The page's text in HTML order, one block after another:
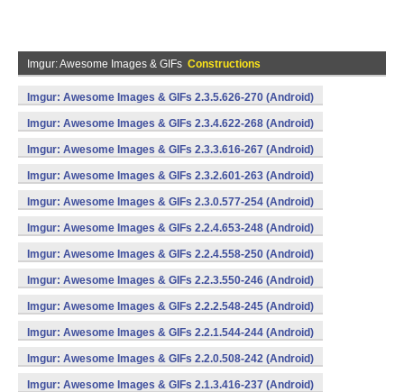
Imgur: Awesome Images & GIFs Constructions
Imgur: Awesome Images & GIFs 2.3.5.626-270 (Android)
Imgur: Awesome Images & GIFs 2.3.4.622-268 (Android)
Imgur: Awesome Images & GIFs 2.3.3.616-267 (Android)
Imgur: Awesome Images & GIFs 2.3.2.601-263 (Android)
Imgur: Awesome Images & GIFs 2.3.0.577-254 (Android)
Imgur: Awesome Images & GIFs 2.2.4.653-248 (Android)
Imgur: Awesome Images & GIFs 2.2.4.558-250 (Android)
Imgur: Awesome Images & GIFs 2.2.3.550-246 (Android)
Imgur: Awesome Images & GIFs 2.2.2.548-245 (Android)
Imgur: Awesome Images & GIFs 2.2.1.544-244 (Android)
Imgur: Awesome Images & GIFs 2.2.0.508-242 (Android)
Imgur: Awesome Images & GIFs 2.1.3.416-237 (Android)